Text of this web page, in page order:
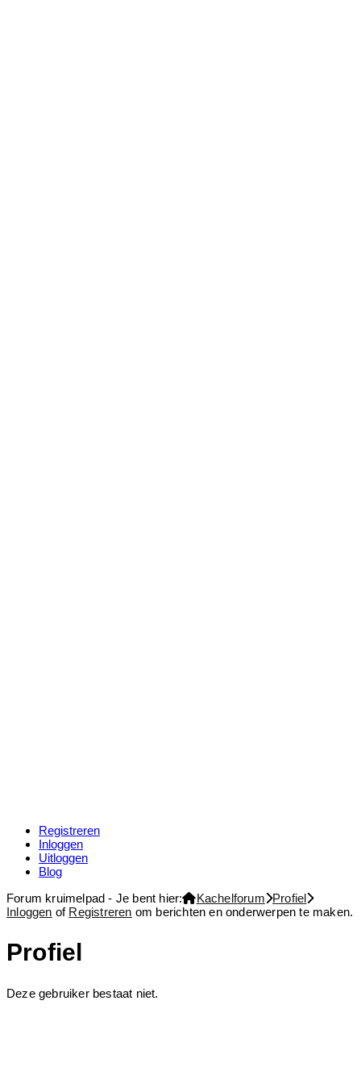
Registreren
Inloggen
Uitloggen
Blog
Forum kruimelpad - Je bent hier:
Kachelforum Profiel
Inloggen of Registreren om berichten en onderwerpen te maken.
Profiel
Deze gebruiker bestaat niet.